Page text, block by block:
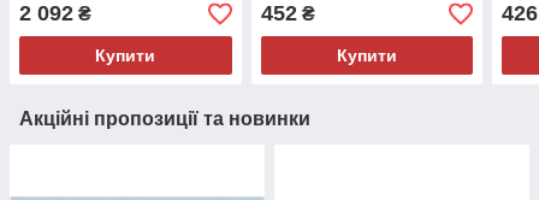
2 092 ₴
Купити
452₴
Купити
426
Акційні пропозиції та новинки